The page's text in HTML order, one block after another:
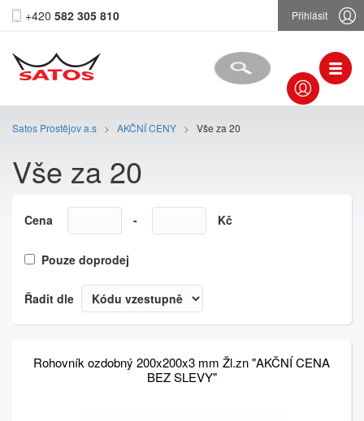
+420 582 305 810 Přihlásit
Satos Prostějov a.s > AKČNÍ CENY > Vše za 20
Vše za 20
Cena - Kč
Pouze doprodej
Řadit dle
Rohovník ozdobný 200x200x3 mm Žl.zn "AKČNÍ CENA
BEZ SLEVY"